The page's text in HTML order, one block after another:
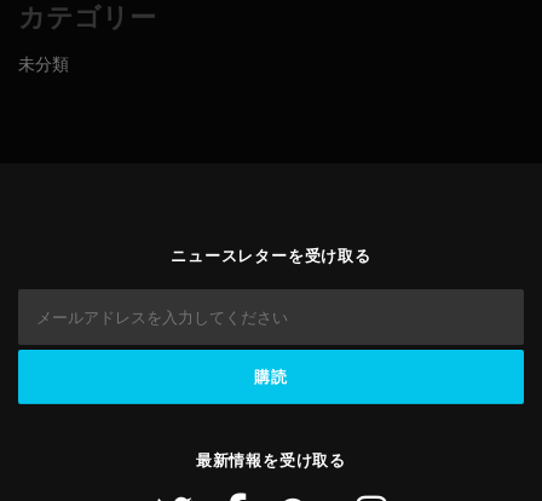
カテゴリー
未分類
ニュースレターを受け取る
最新情報を受け取る